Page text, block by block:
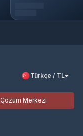
Türkçe / TL
Çözüm Merkezi